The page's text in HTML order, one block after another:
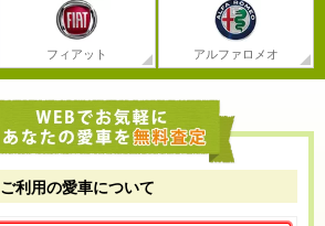
フィアット アルファロメオ
ご利用の愛車について